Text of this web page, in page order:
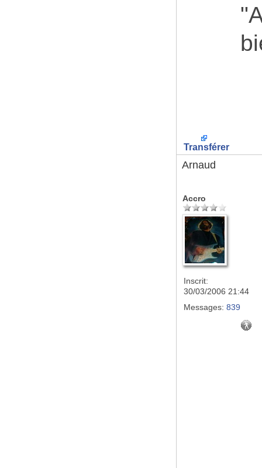
Transférer
Arnaud
Accro
Inscrit:
30/03/2006 21:44
Messages: 839